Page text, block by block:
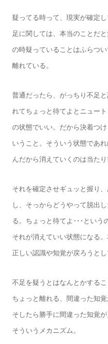
疑ってる時って、現実が確定
足に関しては、本当のことだ
の時疑っていることはふらつ
離れている。
普通だったら、がっちり不足
れてちょっと待てよとニュー
の状態でいい。だから決着つ
いうこと。そういう状態であ
んだから消えていくのは当たり
それを確定させギュッと握り
し、そっからどうやって脱出
る。ちょっと待てよ･･･という
それが消えていい状態になる
正しい認識や知覚が戻ろうとし
不足を疑うとはなんとかする
ちょっと離れる、間違った知
そしたら勝手に間違った知覚
そういうメカニズム。